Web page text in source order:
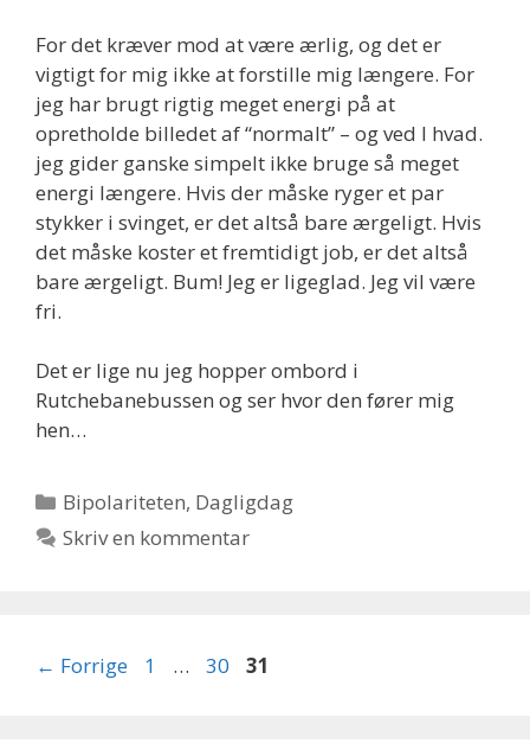
For det kræver mod at være ærlig, og det er
vigtigt for mig ikke at forstille mig længere. For
jeg har brugt rigtig meget energi på at
opretholde billedet af “normalt” – og ved I hvad.
jeg gider ganske simpelt ikke bruge så meget
energi længere. Hvis der måske ryger et par
stykker i svinget, er det altså bare ærgeligt. Hvis
det måske koster et fremtidigt job, er det altså
bare ærgeligt. Bum! Jeg er ligeglad. Jeg vil være
fri.
Det er lige nu jeg hopper ombord i
Rutchebanebussen og ser hvor den fører mig
hen…
Kategorier
Bipolariteten, Dagligdag
Skriv en kommentar
← Forrige Side
1 … Side
30 Side
31